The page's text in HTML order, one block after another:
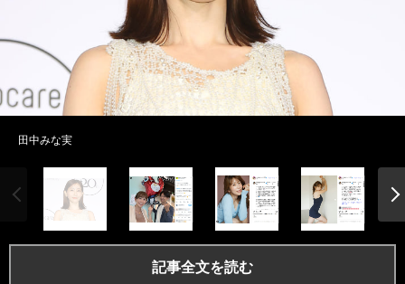
田中みな実
記事全文を読む